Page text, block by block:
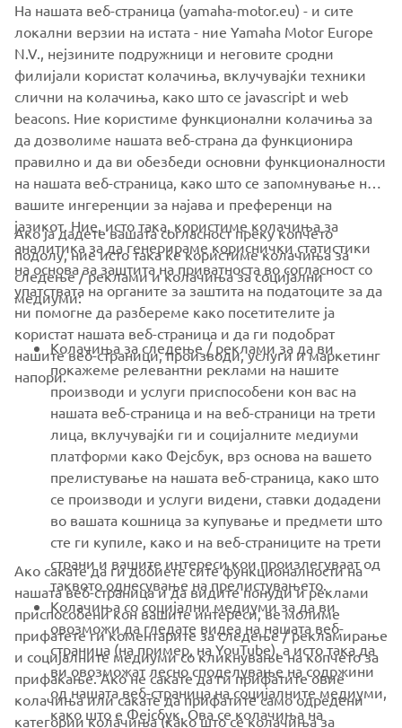
CORPORATE
FOR BUSINESS
MORE YAMAHA
SUPPORT
NEWSLETTER
Be the first one to learn about latest deals, special events, new
releases and much more
SUBSCRIBE
Read our Privacy Policy to learn how we process your personal
Privacy policy
На нашата веб-страница (yamaha-motor.eu) - и сите
локални верзии на истата - ние Yamaha Motor Europe
N.V., нејзините подружници и неговите сродни
филијали користат колачиња, вклучувајќи техники
слични на колачиња, како што се javascript и web
beacons. Ние користиме функционални колачиња за
да дозволиме нашата веб-страна да функционира
правилно и да ви обезбеди основни функционалности
на нашата веб-страница, како што се запомнување на
вашите ингеренции за најава и преференци на
јазикот. Ние, исто така, користиме колачиња за
аналитика за да генерираме кориснички статистики
на основа за заштита на приватноста во согласност со
упатствата на органите за заштита на податоците за да
ни помогне да разбереме како посетителите ја
користат нашата веб-страница и да ги подобрат
нашите веб-страници, производи, услуги и маркетинг
напори.
Ако ја дадете вашата согласност преку копчето
подолу, ние исто така ќе користиме колачиња за
следење / реклами и колачиња за социјални
медиуми:
Колачиња за следење / реклами за да ви
покажеме релевантни реклами на нашите
производи и услуги приспособени кон вас на
нашата веб-страница и на веб-страници на трети
лица, вклучувајќи ги и социјалните медиуми
платформи како Фејсбук, врз основа на вашето
прелистување на нашата веб-страница, како што
се производи и услуги видени, ставки додадени
во вашата кошница за купување и предмети што
сте ги купиле, како и на веб-страниците на трети
страни и вашите интереси кои произлегуваат од
таквото однесување на прелистувањето.
Колачиња со социјални медиуми за да ви
овозможи да гледате видеа на нашата веб-
страница (на пример, на YouTube), а исто така да
ви овозможат лесно споделување на содржини
од нашата веб-страница на социјалните медиуми,
како што е Фејсбук. Ова се колачиња на
Ако сакате да ги добиете сите функционалности на
нашата веб-страница и да видите понуди и реклами
приспособени кон вашите интереси, ве молиме
прифатете ги коментарите за следење / рекламирање
и социјалните медиуми со кликнување на копчето за
прифаќање. Ако не сакате да ги прифатите овие
колачиња или сакате да прифатите само одредени
категории колачиња (како што се колачиња за